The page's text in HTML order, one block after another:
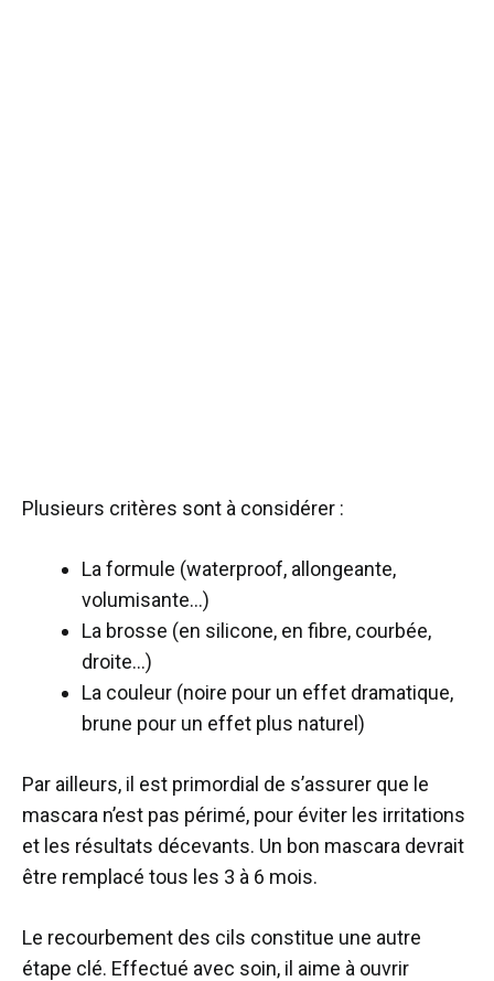
Plusieurs critères sont à considérer :
La formule (waterproof, allongeante,
volumisante…)
La brosse (en silicone, en fibre, courbée,
droite…)
La couleur (noire pour un effet dramatique,
brune pour un effet plus naturel)
Par ailleurs, il est primordial de s’assurer que le
mascara n’est pas périmé, pour éviter les irritations
et les résultats décevants. Un bon mascara devrait
être remplacé tous les 3 à 6 mois.
Le recourbement des cils constitue une autre
étape clé. Effectué avec soin, il aime à ouvrir